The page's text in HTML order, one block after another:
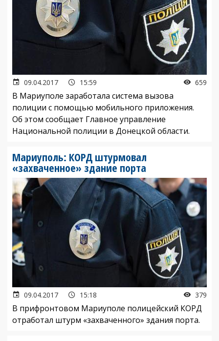
09.04.2017 15:59 659
В Мариуполе заработала система вызова
полиции с помощью мобильного приложения.
Об этом сообщает Главное управление
Национальной полиции в Донецкой области.
Мариуполь: КОРД штурмовал
«захваченное» здание порта
09.04.2017 15:18 379
В прифронтовом Мариуполе полицейский КОРД
отработал штурм «захваченного» здания порта.